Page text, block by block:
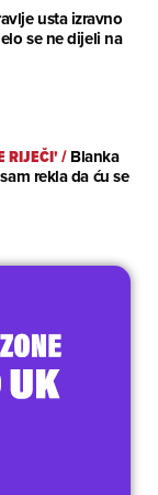
usta izravno
se ne dijeli na
RIJEČI'/Blanka
rekla da ću se